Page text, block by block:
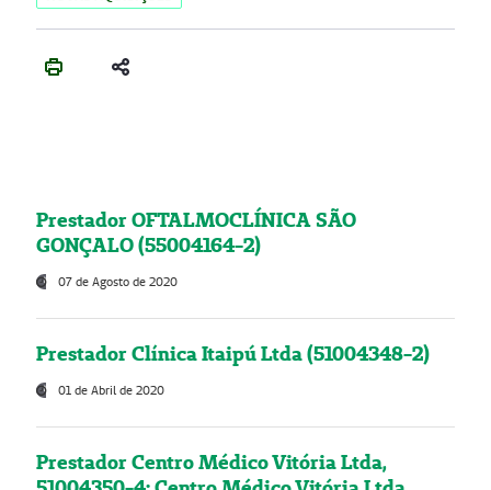
Prestador OFTALMOCLÍNICA SÃO
GONÇALO (55004164-2)
07 de Agosto de 2020
Prestador Clínica Itaipú Ltda (51004348-2)
01 de Abril de 2020
Prestador Centro Médico Vitória Ltda,